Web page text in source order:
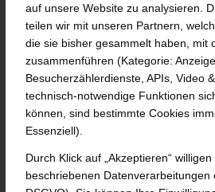
NEWS (DE)
DIE
UTH
NACHHALTIGE
AUF DER
auf unsere Website zu analysieren.
teilen wir mit unseren Partnern,
die sie bisher gesammelt haben, mit
zusammenführen (Kategorie:
Besucherzählerdienste, APIs, Video
technisch-notwendige Funktionen
können, sind bestimmte Cookies
Essenziell).
Durch Klick auf „Akzeptieren“
beschriebenen Datenverarbeitungen